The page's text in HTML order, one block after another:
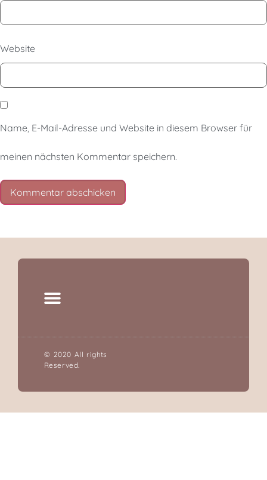
Website
Name, E-Mail-Adresse und Website in diesem Browser für
meinen nächsten Kommentar speichern.
© 2020 All rights
Reserved.